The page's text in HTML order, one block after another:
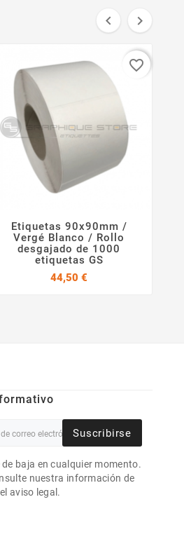
 
 
Etiquetas 90x90mm /
Vergé Blanco / Rollo
desgajado de 1000
etiquetas GS
44,50 €
favorite_border
Suscribirse
de baja en cualquier momento.
nuestra información de
aviso legal.